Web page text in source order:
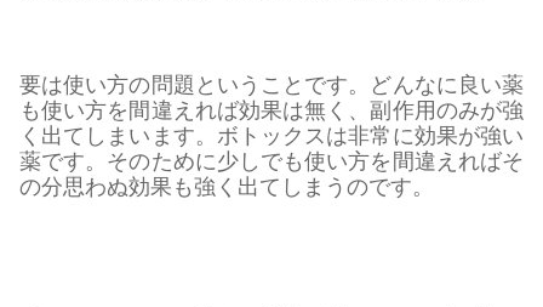
要は使い方の問題ということです。どんなに良い薬
も使い方を間違えれば効果は無く、副作用のみが強
く出てしまいます。ボトックスは非常に効果が強い
薬です。そのために少しでも使い方を間違えればそ
の分思わぬ効果も強く出てしまうのです。